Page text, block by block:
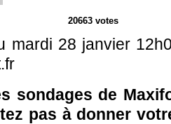
20663 votes
mardi 28 janvier
sondages de
pas à donner